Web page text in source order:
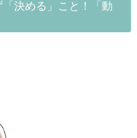
決める」こと！「動